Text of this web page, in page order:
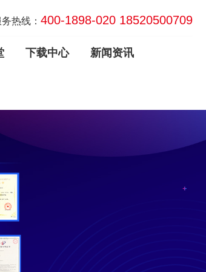
热线： 400-1898-020 18520500709
下载中心 新闻资讯